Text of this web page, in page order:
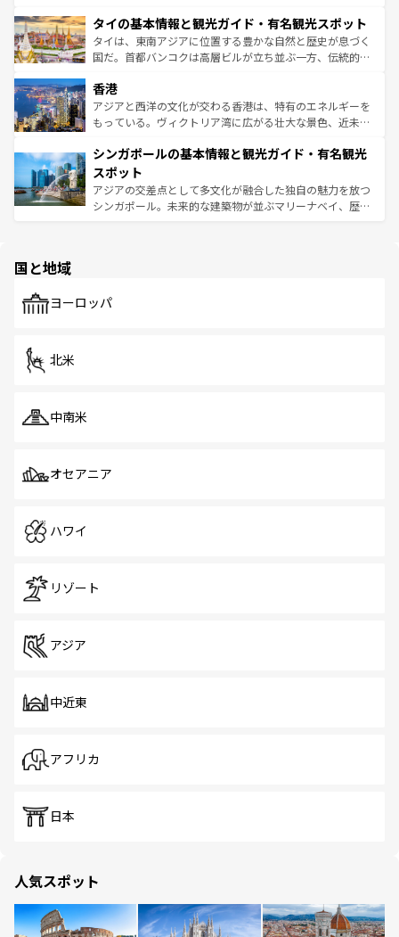
わってみてほしい。 なお、新着の韓国情報はコンテンツ一
覧 を参照してほしい。
急速な発展と共に伝統が息づく。ハノイの古い町並みやホ
ーチミン市のフランス統治時代の建物も、独特の雰囲気を
醸し出している。また、バラエティの豊かさとおいしさで
とつ。フォーやバインミー、ベトナムコーヒーなどは、ぜ
ひ現地で味わいたい。どの地域を訪れてもあたたかい人々
が旅行者を迎えてくれるので、きっと忘れられない旅にな
参照してほしい。
タイの基本情報と観光ガイド・有名観光スポット
タイは、東南アジアに位置する豊かな自然と歴史が息づく
国だ。首都バンコクは高層ビルが立ち並ぶ一方、伝統的な
の活気が交差している。北部ではチェンマイなどの山岳地
帯で自然と触れ合い、南部ではプーケットやクラビの美し
いビーチでリゾート気分を楽しむことができる。タイ料理
激する。気候は一年中温暖で、どの季節にも異なる楽しみ
が待っている。親しみやすいタイの人々、仏教を中心とし
た文化、そして多様な観光資源が、訪れる旅人を魅了し続
ける。 なお、新着のタイ情報はコンテンツ一覧を参照して
香港
アジアと西洋の文化が交わる香港は、特有のエネルギーを
もっている。ヴィクトリア湾に広がる壮大な景色、近未来
み、どこを訪れても感動するはず。観光スポットが密集し
ており、効率よく見どころを回れるのも魅力。息をのむよ
うな絶景から文化的な体験まで、香港を存分に楽しみ尽く
そう。 なお、新着の香港情報はコンテンツ一覧を参照して
シンガポールの基本情報と観光ガイド・有名観光
スポット
アジアの交差点として多文化が融合した独自の魅力を放つ
シンガポール。未来的な建築物が並ぶマリーナベイ、歴史
で、ホーカーズは地元の風情を楽しめる外せないスポット
国と地域
ヨーロッパ
北米
中南米
オセアニア
ハワイ
リゾート
アジア
中近東
アフリカ
日本
人気スポット